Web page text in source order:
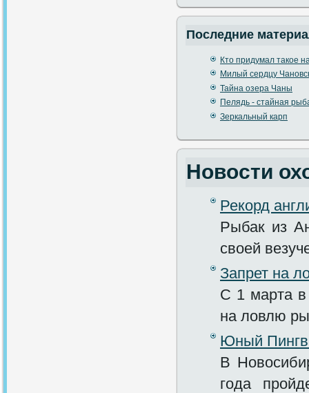
Последние
Кто придумал такое
Милый сердцу
Тайна озера Чаны
Пелядь - стайная
Зеркальный карп
Новости
Рекорд
Рыбак из
своей
Запрет на
С 1 марта в
на ловлю
Юный
В
года